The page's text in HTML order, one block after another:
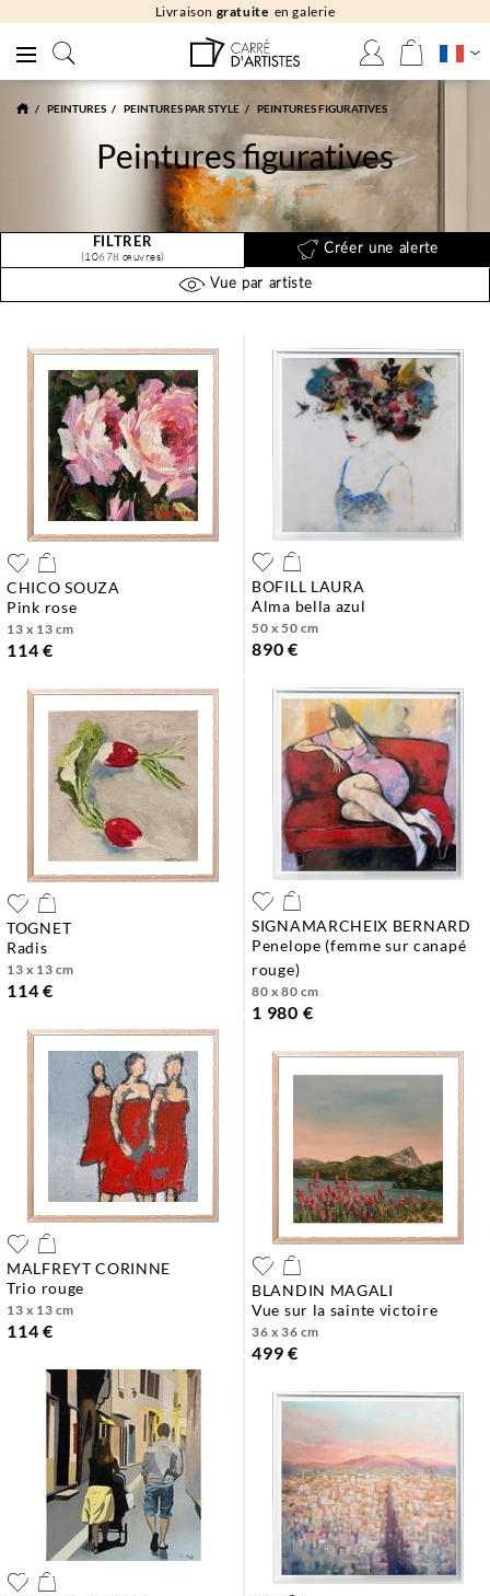
Livraison gratuite en galerie
PEINTURES PEINTURES PAR STYLE PEINTURES FIGURATIVES
Peintures figuratives
FILTRER
(10678 œuvres)
Créer une alerte
Vue par artiste
CHICO SOUZA
pink rose
13 x 13 cm
114 €
BOFILL LAURA
alma bella azul
50 x 50 cm
890 €
TOGNET
radis
13 x 13 cm
114 €
SIGNAMARCHEIX BERNARD
penelope (femme sur canapé
rouge)
80 x 80 cm
1 980 €
MALFREYT CORINNE
trio rouge
13 x 13 cm
114 €
BLANDIN MAGALI
vue sur la sainte victoire
36 x 36 cm
499 €